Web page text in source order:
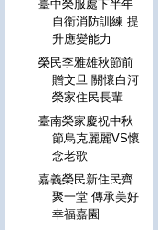
臺中榮服處下半年
自衛消防訓練 提
升應變能力
榮民李雅雄秋節前
贈文旦 關懷白河
榮家住民長輩
臺南榮家慶祝中秋
節烏克麗麗VS懷
念老歌
嘉義榮民新住民齊
聚一堂 傳承美好
幸福嘉園